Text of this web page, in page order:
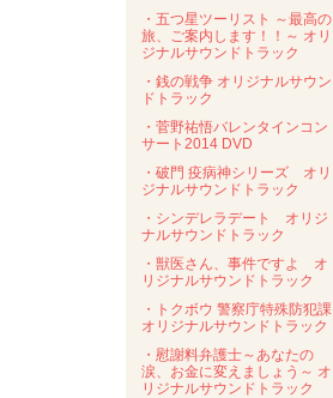
・五つ星ツーリスト ～最高の
旅、ご案内します！！～ オリ
ジナルサウンドトラック
・銭の戦争 オリジナルサウン
ドトラック
・菅野祐悟バレンタインコン
サート2014 DVD
・破門 疫病神シリーズ オリ
ジナルサウンドトラック
・シンデレラデート オリジ
ナルサウンドトラック
・獣医さん、事件ですよ オ
リジナルサウンドトラック
・トクボウ 警察庁特殊防犯課
オリジナルサウンドトラック
・慰謝料弁護士～あなたの
涙、お金に変えましょう～ オ
リジナルサウンドトラック